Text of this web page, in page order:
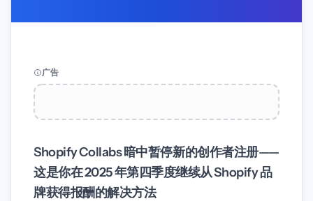
广告
Shopify Collabs 暗中暂停新的创作者注册——
这是你在 2025 年第四季度继续从 Shopify 品
牌获得报酬的解决方法